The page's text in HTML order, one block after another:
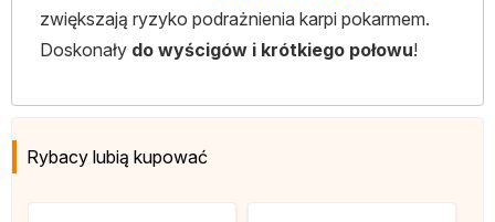
zwiększają ryzyko podrażnienia karpi pokarmem.
Doskonały do wyścigów i krótkiego połowu!
Rybacy lubią kupować